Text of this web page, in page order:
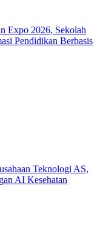
Expo 2026, Sekolah
Pendidikan Berbasis
Teknologi AS,
AI Kesehatan